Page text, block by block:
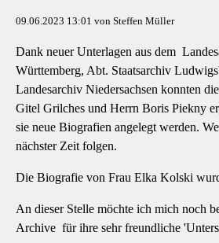
09.06.2023 13:01 von Steffen Müller
Dank neuer Unterlagen aus dem
Württemberg, Abt. Staatsarchiv
Landesarchiv Niedersachsen konnten
Gitel Grilches und Herrn Boris Piekny
sie neue Biografien angelegt werden.
nächster Zeit folgen.
Die Biografie von Frau Elka Kolski
An dieser Stelle möchte ich mich noch
Archive für ihre sehr freundliche